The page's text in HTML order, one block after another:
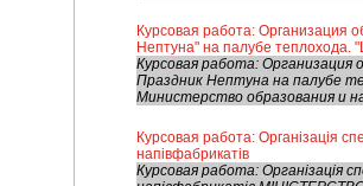
Курсовая работа: Организация
Нептуна" на палубе теплохода.
Курсовая работа: Организация
Праздник Нептуна на палубе
Министерство образования и
Курсовая работа: Організація
напівфабрикатів
Курсовая работа: Організація